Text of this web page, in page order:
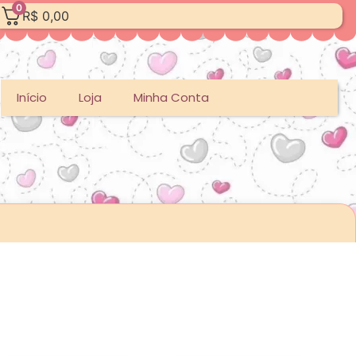
0
R$0,00
Início Loja Minha Conta